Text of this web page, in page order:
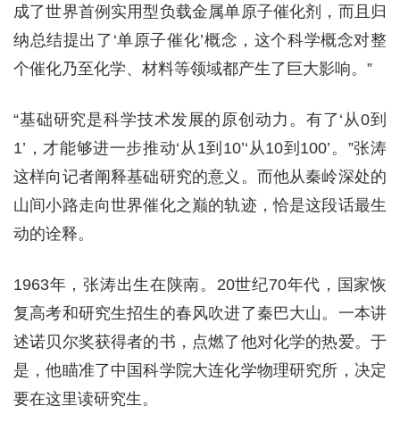
成了世界首例实用型负载金属单原子催化剂，而且归
纳总结提出了‘单原子催化’概念，这个科学概念对整
个催化乃至化学、材料等领域都产生了巨大影响。”
“基础研究是科学技术发展的原创动力。有了‘从0到
1’，才能够进一步推动‘从1到10’‘从10到100’。”张涛
这样向记者阐释基础研究的意义。而他从秦岭深处的
山间小路走向世界催化之巅的轨迹，恰是这段话最生
动的诠释。
1963年，张涛出生在陕南。20世纪70年代，国家恢
复高考和研究生招生的春风吹进了秦巴大山。一本讲
述诺贝尔奖获得者的书，点燃了他对化学的热爱。于
是，他瞄准了中国科学院大连化学物理研究所，决定
要在这里读研究生。